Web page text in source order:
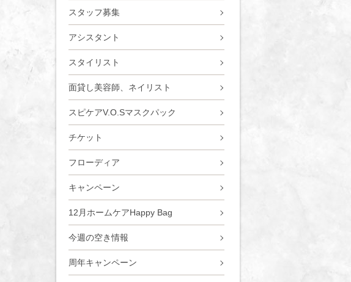
スタッフ募集
アシスタント
スタイリスト
面貸し美容師、ネイリスト
スピケアV.O.Sマスクパック
チケット
フローディア
キャンペーン
12月ホームケアHappy Bag
今週の空き情報
周年キャンペーン